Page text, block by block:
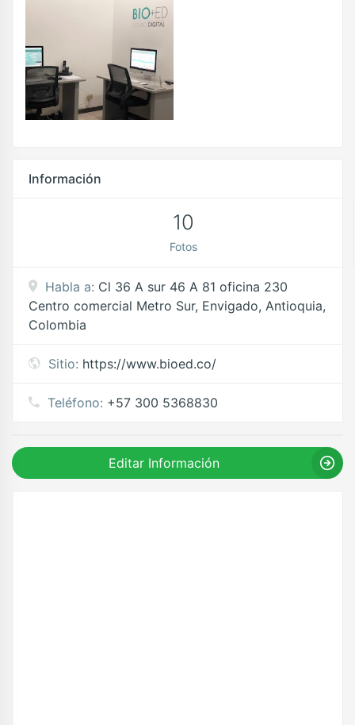
Información
10
Fotos
Habla a: Cl 36 A sur 46 A 81 oficina 230
Centro comercial Metro Sur, Envigado, Antioquia,
Colombia
Sitio: https://www.bioed.co/
Teléfono: +57 300 5368830
Editar Información